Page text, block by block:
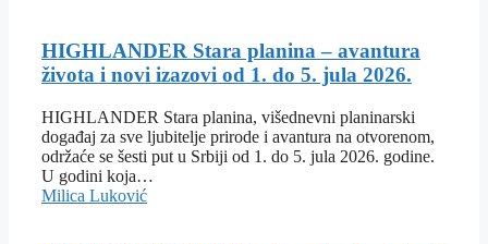
HIGHLANDER Stara planina – avantura
života i novi izazovi od 1. do 5. jula 2026.
HIGHLANDER Stara planina, višednevni planinarski
događaj za sve ljubitelje prirode i avantura na otvorenom,
održaće se šesti put u Srbiji od 1. do 5. jula 2026. godine.
U godini koja…
Milica Luković